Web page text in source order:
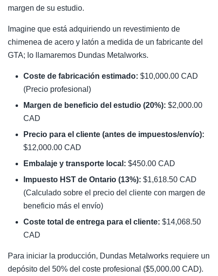
margen de su estudio.
Imagine que está adquiriendo un revestimiento de
chimenea de acero y latón a medida de un fabricante del
GTA; lo llamaremos Dundas Metalworks.
Coste de fabricación estimado: $10,000.00 CAD
(Precio profesional)
Margen de beneficio del estudio (20%): $2,000.00
CAD
Precio para el cliente (antes de impuestos/envío):
$12,000.00 CAD
Embalaje y transporte local: $450.00 CAD
Impuesto HST de Ontario (13%): $1,618.50 CAD
(Calculado sobre el precio del cliente con margen de
beneficio más el envío)
Coste total de entrega para el cliente: $14,068.50
CAD
Para iniciar la producción, Dundas Metalworks requiere un
depósito del 50% del coste profesional ($5,000.00 CAD).